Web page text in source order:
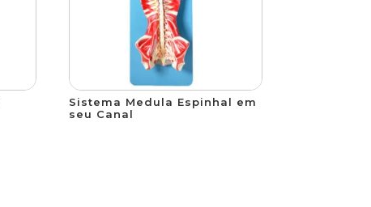
Sistema Medula Espinhal em
seu Canal